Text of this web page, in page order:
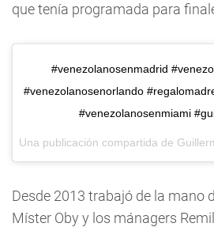
que tenía programada para
#venezolanosenmadrid
#venezolanosenorlando
#venezolanosenmiami
Una publicación compartida de
Desde 2013 trabajó de la mano
Míster Oby y los mánagers